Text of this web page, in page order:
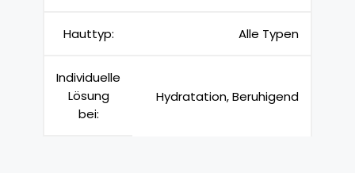
Hauttyp: Alle Typen
Individuelle
Lösung
bei:
Hydratation, Beruhigend